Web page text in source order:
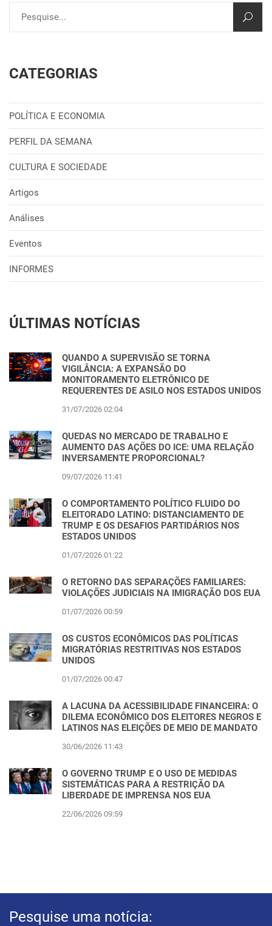
CATEGORIAS
POLÍTICA E ECONOMIA
PERFIL DA SEMANA
CULTURA E SOCIEDADE
Artigos
Análises
Eventos
INFORMES
ÚLTIMAS NOTÍCIAS
QUANDO A SUPERVISÃO SE TORNA
VIGILÂNCIA: A EXPANSÃO DO
MONITORAMENTO ELETRÔNICO DE
REQUERENTES DE ASILO NOS ESTADOS UNIDOS
31/07/2026 02:04
QUEDAS NO MERCADO DE TRABALHO E
AUMENTO DAS AÇÕES DO ICE: UMA RELAÇÃO
INVERSAMENTE PROPORCIONAL?
09/07/2026 11:41
O COMPORTAMENTO POLÍTICO FLUIDO DO
ELEITORADO LATINO: DISTANCIAMENTO DE
TRUMP E OS DESAFIOS PARTIDÁRIOS NOS
ESTADOS UNIDOS
01/07/2026 01:22
O RETORNO DAS SEPARAÇÕES FAMILIARES:
VIOLAÇÕES JUDICIAIS NA IMIGRAÇÃO DOS EUA
01/07/2026 00:59
OS CUSTOS ECONÔMICOS DAS POLÍTICAS
MIGRATÓRIAS RESTRITIVAS NOS ESTADOS
UNIDOS
01/07/2026 00:47
A LACUNA DA ACESSIBILIDADE FINANCEIRA: O
DILEMA ECONÔMICO DOS ELEITORES NEGROS E
LATINOS NAS ELEIÇÕES DE MEIO DE MANDATO
30/06/2026 11:43
O GOVERNO TRUMP E O USO DE MEDIDAS
SISTEMÁTICAS PARA A RESTRIÇÃO DA
LIBERDADE DE IMPRENSA NOS EUA
22/06/2026 09:59
Pesquise uma notícia: